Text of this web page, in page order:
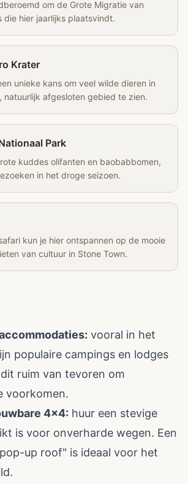
om de Grote Migratie van
die hier jaarlijks plaatsvindt.
Krater
unieke kans om veel wilde dieren in
natuurlijk afgesloten gebied te zien.
Park
kuddes olifanten en baobabbomen,
in het droge seizoen.
kun je hier ontspannen op de mooie
van cultuur in Stone Town.
vooral in het
populaire campings en lodges
ruim van tevoren om
voorkomen.
4x4: huur een stevige
is voor onverharde wegen. Een
up roof" is ideaal voor het